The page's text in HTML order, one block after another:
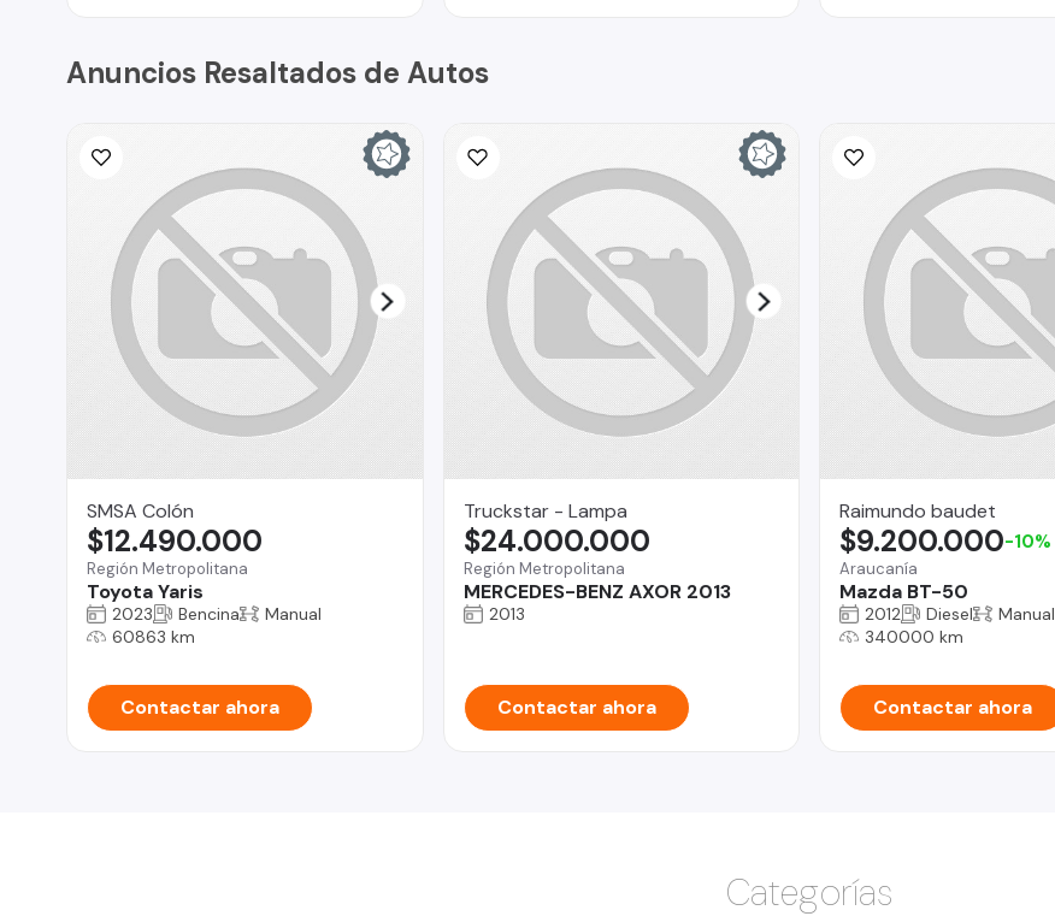
Anuncios Resaltados de Autos
SMSA Colón
Región Metropolitana
Toyota Yaris
$12.490.000
2023 Bencina
Manual
60863 km
Contactar ahora
Truckstar - Lampa
Región Metropolitana
MERCEDES-BENZ AXOR 2013
$24.000.000
2013
Contactar ahora
Raimundo baudet
Araucanía
Mazda BT-50
$9.200.000-10%
2012 Diesel
Manual
340000 km
Contactar ahora
Categorías